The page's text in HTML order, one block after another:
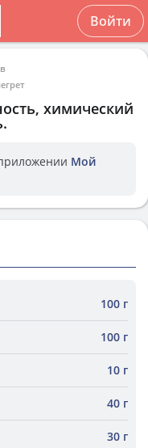
Войти
химический
Мой
100 г
100 г
10 г
40 г
30 г